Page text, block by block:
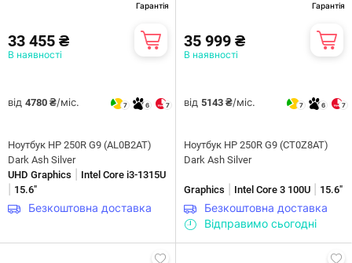
Гарантія
33 455 ₴
В наявності
від 4780 ₴/міс. 7 6 7
Ноутбук HP 250R G9 (AL0B2AT)
Dark Ash Silver
UHD Graphics
Intel Core i3-1315U
15.6"
Безкоштовна доставка
Гарантія
35 999 ₴
В наявності
від 5143 ₴/міс. 7 6 7
Ноутбук HP 250R G9 (CT0Z8AT)
Dark Ash Silver
Graphics Intel Core 3 100U 15.6"
Безкоштовна доставка
Відправимо сьогодні